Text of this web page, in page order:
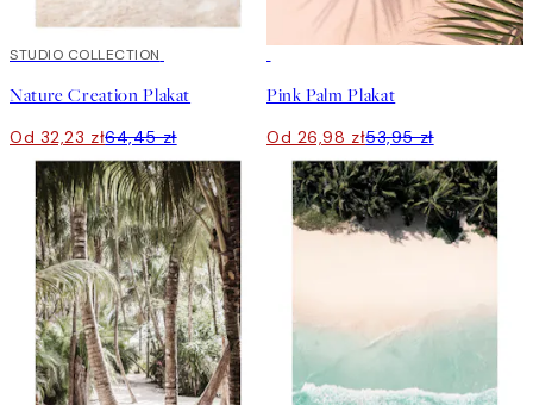
50%*
STUDIO COLLECTION
Nature Creation Plakat
Od 32,23 zł64,45 zł
Pink Palm Plakat
Od 26,98 zł53,95 zł